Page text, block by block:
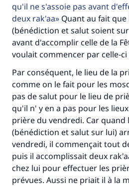
qu'il ne s'assoie pas avant
deux rak'aa
Quant au fait
(bénédiction et salut soient
avant d'accomplir celle de la
voulait commencer par celle-
Par conséquent, le lieu de la
comme on le fait pour les
pas de salut pour le lieu de
qu'il n' y en a pas pour les
prière du vendredi. Car quand
(bénédiction et salut sur lui)
vendredi, il commençait tout
puis il accomplissait deux
chez lui pour effectuer les
prévues. Aussi ne priait il à la
Faites une
millions de
Aidez nous à apporter
Le Messager d'Allah
"Celui qui indique une
même récompense que